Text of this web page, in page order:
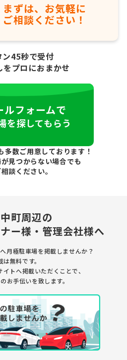
まずは、お気軽に
ご相談ください！
ン45秒で受付
をプロにおまかせ
ルフォームで
を探してもらう
多数ご用意しております！
見つからない場合でも
談ください。
町周辺の
ー様・管理会社様へ
月極駐車場を掲載しませんか？
は無料です。
トへ掲載いただくことで、
お手伝いを致します。